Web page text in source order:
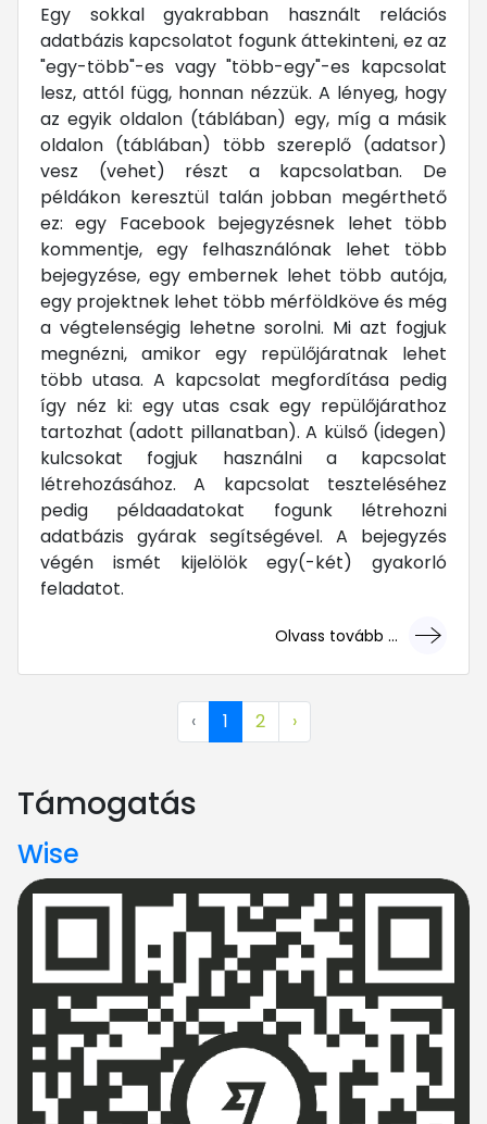
Egy sokkal gyakrabban használt relációs
adatbázis kapcsolatot fogunk áttekinteni, ez az
"egy-több"-es vagy "több-egy"-es kapcsolat
lesz, attól függ, honnan nézzük. A lényeg, hogy
az egyik oldalon (táblában) egy, míg a másik
oldalon (táblában) több szereplő (adatsor)
vesz (vehet) részt a kapcsolatban. De
példákon keresztül talán jobban megérthető
ez: egy Facebook bejegyzésnek lehet több
kommentje, egy felhasználónak lehet több
bejegyzése, egy embernek lehet több autója,
egy projektnek lehet több mérföldköve és még
a végtelenségig lehetne sorolni. Mi azt fogjuk
megnézni, amikor egy repülőjáratnak lehet
több utasa. A kapcsolat megfordítása pedig
így néz ki: egy utas csak egy repülőjárathoz
tartozhat (adott pillanatban). A külső (idegen)
kulcsokat fogjuk használni a kapcsolat
létrehozásához. A kapcsolat teszteléséhez
pedig példaadatokat fogunk létrehozni
adatbázis gyárak segítségével. A bejegyzés
végén ismét kijelölök egy(-két) gyakorló
feladatot.
Olvass tovább ...
... mert megéri!
‹ 1 2 ›
Támogatás
Wise